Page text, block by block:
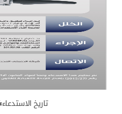
تاريخ الاستدعاء:2025/6/16